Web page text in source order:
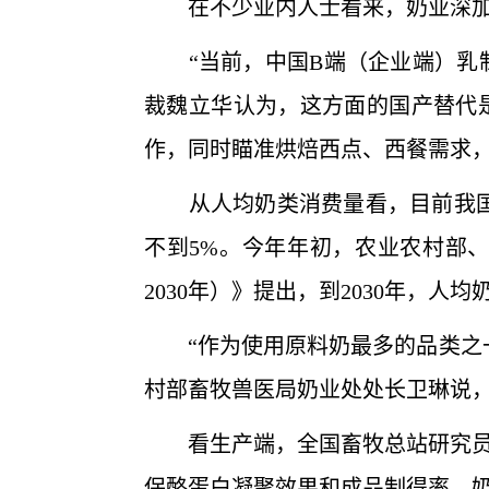
在不少业内人士看来，奶业深加
“当前，中国B端（企业端）乳制
裁魏立华认为，这方面的国产替
作，同时瞄准烘焙西点、西餐需求
从人均奶类消费量看，目前我国
不到5%。今年年初，农业农村部
2030年）》提出，到2030年，人
“作为使用原料奶最多的品类之
村部畜牧兽医局奶业处处长卫琳说
看生产端，全国畜牧总站研究员